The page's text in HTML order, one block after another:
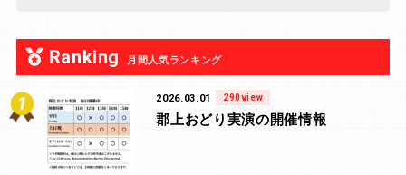
Ranking 月間人気ランキング
2026.03.01 290view
郡上おどり実演の開催情報